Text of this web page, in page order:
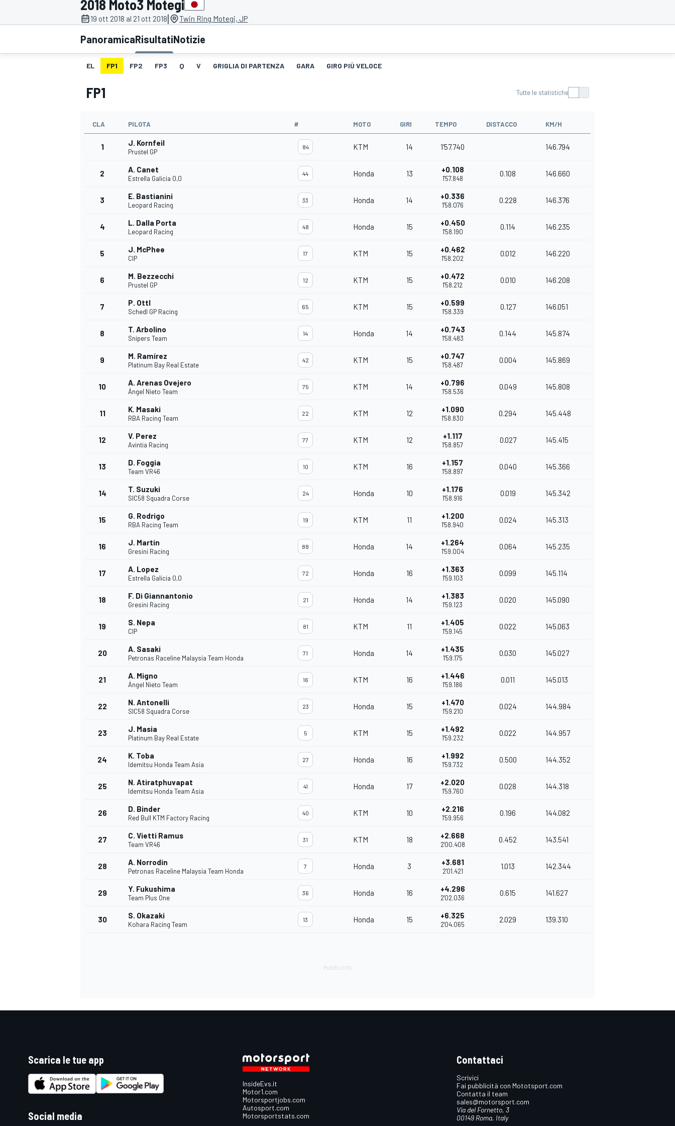
MOTOGP WEC
WRC
MONOPOSTO
MONOMARCA
2018 Moto3 Motegi
19 ott 2018 al 21 ott 2018| Twin Ring Motegi, JP
PanoramicaRisultatiNotizie
EL FP1 FP2 FP3 Q V GRIGLIA DI PARTENZA GARA GIRO PIÙ VELOCE
FP1 Tutte le statistiche
CLA PILOTA # MOTO GIRI TEMPO DISTACCO KM/H
1 J. Kornfeil
Prustel GP
84 KTM 14 1'57.740 146.794
2 A. Canet
Estrella Galicia 0,0
44 Honda 13 +0.108
1'57.848
0.108 146.660
3 E. Bastianini
Leopard Racing
33 Honda 14 +0.336
1'58.076
0.228 146.376
4 L. Dalla Porta
Leopard Racing
48 Honda 15 +0.450
1'58.190
0.114 146.235
5 J. McPhee
CIP
17 KTM 15 +0.462
1'58.202
0.012 146.220
6 M. Bezzecchi
Prustel GP
12 KTM 15 +0.472
1'58.212
0.010 146.208
7 P. Ottl
Schedl GP Racing
65 KTM 15 +0.599
1'58.339
0.127 146.051
8 T. Arbolino
Snipers Team
14 Honda 14 +0.743
1'58.483
0.144 145.874
9 M. Ramírez
Platinum Bay Real Estate
42 KTM 15 +0.747
1'58.487
0.004 145.869
10 A. Arenas Ovejero
Ángel Nieto Team
75 KTM 14 +0.796
1'58.536
0.049 145.808
11 K. Masaki
RBA Racing Team
22 KTM 12 +1.090
1'58.830
0.294 145.448
12 V. Perez
Avintia Racing
77 KTM 12 +1.117
1'58.857
0.027 145.415
13 D. Foggia
Team VR46
10 KTM 16 +1.157
1'58.897
0.040 145.366
14 T. Suzuki
SIC58 Squadra Corse
24 Honda 10 +1.176
1'58.916
0.019 145.342
15 G. Rodrigo
RBA Racing Team
19 KTM 11 +1.200
1'58.940
0.024 145.313
16 J. Martin
Gresini Racing
88 Honda 14 +1.264
1'59.004
0.064 145.235
17 A. Lopez
Estrella Galicia 0,0
72 Honda 16 +1.363
1'59.103
0.099 145.114
18 F. Di Giannantonio
Gresini Racing
21 Honda 14 +1.383
1'59.123
0.020 145.090
19 S. Nepa
CIP
81 KTM 11 +1.405
1'59.145
0.022 145.063
20 A. Sasaki
Petronas Raceline Malaysia Team Honda
71 Honda 14 +1.435
1'59.175
0.030 145.027
21 A. Migno
Ángel Nieto Team
16 KTM 16 +1.446
1'59.186
0.011 145.013
22 N. Antonelli
SIC58 Squadra Corse
23 Honda 15 +1.470
1'59.210
0.024 144.984
23 J. Masia
Platinum Bay Real Estate
5 KTM 15 +1.492
1'59.232
0.022 144.957
24 K. Toba
Idemitsu Honda Team Asia
27 Honda 16 +1.992
1'59.732
0.500 144.352
25 N. Atiratphuvapat
Idemitsu Honda Team Asia
41 Honda 17 +2.020
1'59.760
0.028 144.318
26 D. Binder
Red Bull KTM Factory Racing
40 KTM 10 +2.216
1'59.956
0.196 144.082
27 C. Vietti Ramus
Team VR46
31 KTM 18 +2.668
2'00.408
0.452 143.541
28 A. Norrodin
Petronas Raceline Malaysia Team Honda
7 Honda 3 +3.681
2'01.421
1.013 142.344
29 Y. Fukushima
Team Plus One
36 Honda 16 +4.296
2'02.036
0.615 141.627
30 S. Okazaki
Kohara Racing Team
13 Honda 15 +6.325
2'04.065
2.029 139.310
Scarica le tue app
Social media
InsideEvs.it
Motor1.com
Motorsportjobs.com
Autosport.com
Motorsportstats.com
Contattaci
Scrivici
Fai pubblicità con Mototsport.com
Contatta il team
sales@motorsport.com
Via del Fornetto, 3
00149 Roma, Italy